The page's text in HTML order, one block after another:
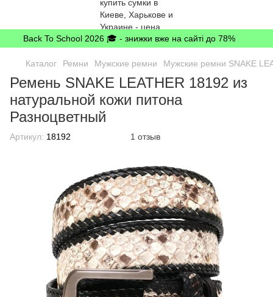
Back To School 2026 🎓 - знижки вже на сайті до 78%
Каталог Ремни Мужские ремни Мужские ремни SNAKE
Ремень SNAKE LEATHER 18192 из
натуральной кожи питона
Разноцветный
Артикул: 18192 1 отзыв